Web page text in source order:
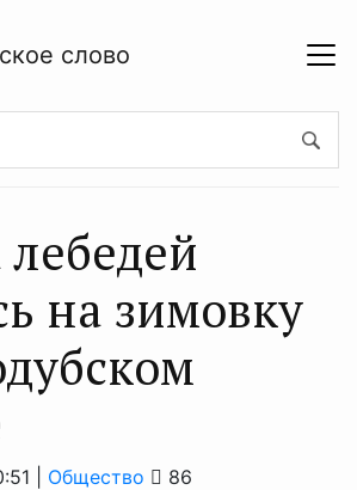
на зимовку
| Общество 86